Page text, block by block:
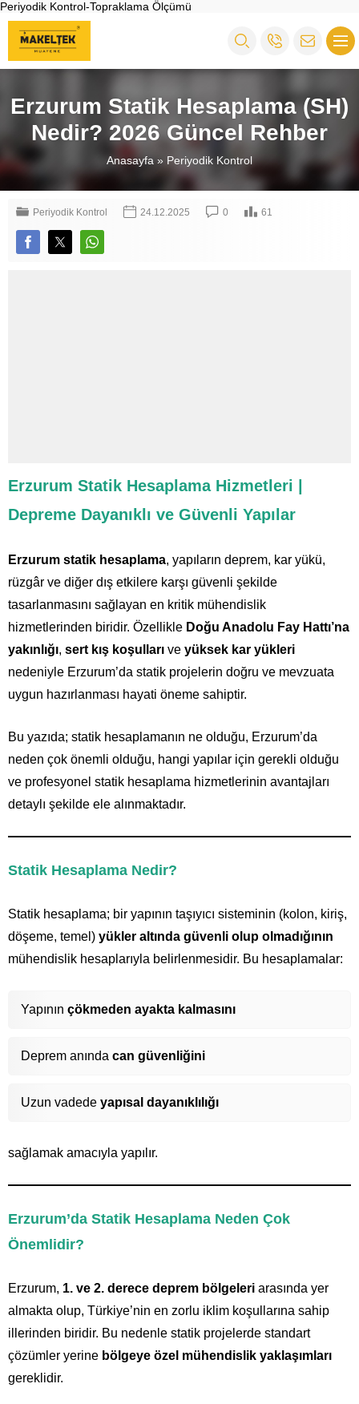
Periyodik Kontrol-Topraklama Ölçümü
Erzurum Statik Hesaplama (SH)
Nedir? 2026 Güncel Rehber
Anasayfa » Periyodik Kontrol
Periyodik Kontrol 24.12.2025 0 61
Erzurum Statik Hesaplama Hizmetleri |
Depreme Dayanıklı ve Güvenli Yapılar
Erzurum statik hesaplama, yapıların deprem, kar yükü,
rüzgâr ve diğer dış etkilere karşı güvenli şekilde
tasarlanmasını sağlayan en kritik mühendislik
hizmetlerinden biridir. Özellikle Doğu Anadolu Fay Hattı’na
yakınlığı, sert kış koşulları ve yüksek kar yükleri
nedeniyle Erzurum’da statik projelerin doğru ve mevzuata
uygun hazırlanması hayati öneme sahiptir.
Bu yazıda; statik hesaplamanın ne olduğu, Erzurum’da
neden çok önemli olduğu, hangi yapılar için gerekli olduğu
ve profesyonel statik hesaplama hizmetlerinin avantajları
detaylı şekilde ele alınmaktadır.
Statik Hesaplama Nedir?
Statik hesaplama; bir yapının taşıyıcı sisteminin (kolon, kiriş,
döşeme, temel) yükler altında güvenli olup olmadığının
mühendislik hesaplarıyla belirlenmesidir. Bu hesaplamalar:
Yapının çökmeden ayakta kalmasını
Deprem anında can güvenliğini
Uzun vadede yapısal dayanıklılığı
sağlamak amacıyla yapılır.
Erzurum’da Statik Hesaplama Neden Çok
Önemlidir?
Erzurum, 1. ve 2. derece deprem bölgeleri arasında yer
almakta olup, Türkiye’nin en zorlu iklim koşullarına sahip
illerinden biridir. Bu nedenle statik projelerde standart
çözümler yerine bölgeye özel mühendislik yaklaşımları
gereklidir.